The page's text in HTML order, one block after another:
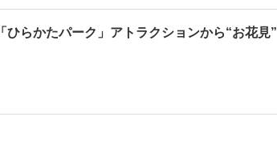
「ひらかたパーク」アトラクションから“お花見”